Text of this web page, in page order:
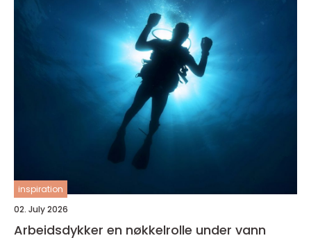
inspiration
02. July 2026
Arbeidsdykker en nøkkelrolle under vann